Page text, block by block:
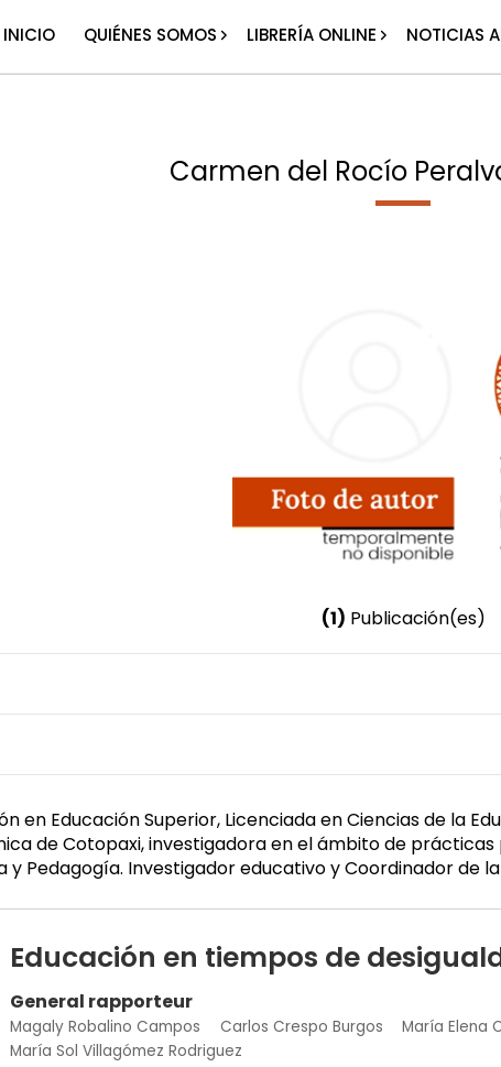
INICIO QUIÉNES SOMOS LIBRERÍA ONLINE NOTICIAS
Carmen del Rocío
(1) Publicación(es)
Femenino
en Educación Superior, Licenciada en Ciencias de la
de Cotopaxi, investigadora en el ámbito de
y Pedagogía. Investigador educativo y Coordinador de
Educación en tiempos de
General rapporteur
Magaly Robalino Campos Carlos Crespo Burgos
María Elena
María Sol Villagómez Rodriguez